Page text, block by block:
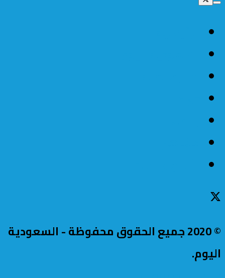
© 2020 جميع الحقوق محفوظة - السعودية
اليوم.